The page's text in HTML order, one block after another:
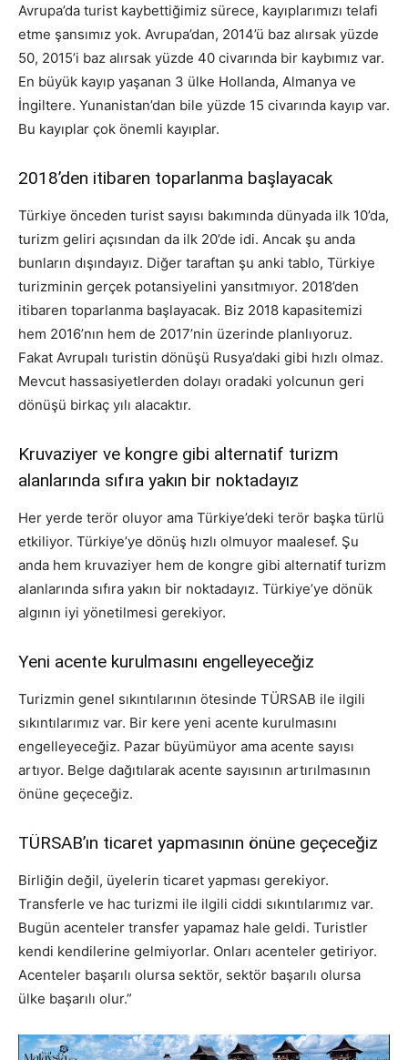
Avrupa’da turist kaybettiğimiz sürece, kayıplarımızı telafi
etme şansımız yok. Avrupa’dan, 2014’ü baz alırsak yüzde
50, 2015’i baz alırsak yüzde 40 civarında bir kaybımız var.
En büyük kayıp yaşanan 3 ülke Hollanda, Almanya ve
İngiltere. Yunanistan’dan bile yüzde 15 civarında kayıp var.
Bu kayıplar çok önemli kayıplar.
2018’den itibaren toparlanma başlayacak
Türkiye önceden turist sayısı bakımında dünyada ilk 10’da,
turizm geliri açısından da ilk 20’de idi. Ancak şu anda
bunların dışındayız. Diğer taraftan şu anki tablo, Türkiye
turizminin gerçek potansiyelini yansıtmıyor. 2018’den
itibaren toparlanma başlayacak. Biz 2018 kapasitemizi
hem 2016’nın hem de 2017’nin üzerinde planlıyoruz.
Fakat Avrupalı turistin dönüşü Rusya’daki gibi hızlı olmaz.
Mevcut hassasiyetlerden dolayı oradaki yolcunun geri
dönüşü birkaç yılı alacaktır.
Kruvaziyer ve kongre gibi alternatif turizm
alanlarında sıfıra yakın bir noktadayız
Her yerde terör oluyor ama Türkiye’deki terör başka türlü
etkiliyor. Türkiye’ye dönüş hızlı olmuyor maalesef. Şu
anda hem kruvaziyer hem de kongre gibi alternatif turizm
alanlarında sıfıra yakın bir noktadayız. Türkiye’ye dönük
algının iyi yönetilmesi gerekiyor.
Yeni acente kurulmasını engelleyeceğiz
Turizmin genel sıkıntılarının ötesinde TÜRSAB ile ilgili
sıkıntılarımız var. Bir kere yeni acente kurulmasını
engelleyeceğiz. Pazar büyümüyor ama acente sayısı
artıyor. Belge dağıtılarak acente sayısının artırılmasının
önüne geçeceğiz.
TÜRSAB’ın ticaret yapmasının önüne geçeceğiz
Birliğin değil, üyelerin ticaret yapması gerekiyor.
Transferle ve hac turizmi ile ilgili ciddi sıkıntılarımız var.
Bugün acenteler transfer yapamaz hale geldi. Turistler
kendi kendilerine gelmiyorlar. Onları acenteler getiriyor.
Acenteler başarılı olursa sektör, sektör başarılı olursa
ülke başarılı olur.”